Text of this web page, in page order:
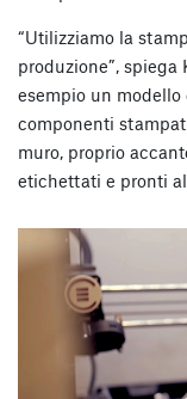
“Utilizziamo la
produzione”,
esempio un
componenti
muro, proprio
etichettati e pronti